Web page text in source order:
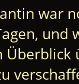
war
und
Überblick